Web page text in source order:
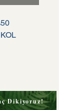
Dikiyoruz!